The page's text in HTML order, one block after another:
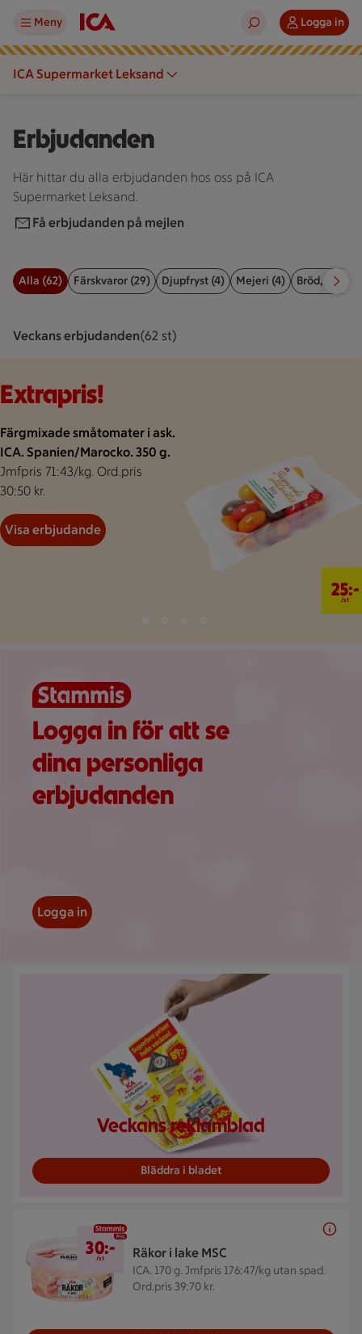
Meny Logga in
ICA Supermarket Leksand
Erbjudanden
Här hittar du alla erbjudanden hos oss på ICA
Supermarket Leksand.
Få erbjudanden på mejlen
Filter för erbjudanden
Alla (62) Färskvaror (29) Djupfryst (4) Mejeri (4) Bröd, kex &
Veckans erbjudandenVisar 62 st stycken
(62 st)
Bildspel med 4 bilder.
Extrapris!
Färgmixade småtomater i ask.
ICA. Spanien/Marocko. 350 g.
Jmfpris 71:43/kg. Ord.pris
30:50 kr.
Visa erbjudande
25:-
/st
Logga in för att se
dina personliga
erbjudanden
Logga in
Veckans reklamblad
Bläddra i bladet
Räkor i lake MSC
ICA. 170 g. Jmfpris 176:47/kg utan spad.
Ord.pris 39:70 kr.
30 kr/st
30:-
/st